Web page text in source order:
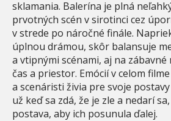
sklamania. Balerína je plná
prvotných scén v sirotinci cez
v strede po náročné finále.
úplnou drámou, skôr balansuje
a vtipnými scénami, aj na zábavné
čas a priestor. Emócií v celom
a scenáristi živia pre svoje
už keď sa zdá, že je zle a nedarí
postava, aby ich posunula ďalej.